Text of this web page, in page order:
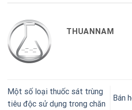
THUANNAM
Một số loại thuốc sát trùng
tiêu độc sử dụng trong chăn
Bán